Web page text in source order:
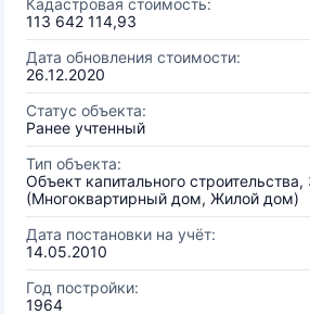
Кадастровая стоимость:
113 642 114,93
Дата обновления стоимости:
26.12.2020
Статус объекта:
Ранее учтенный
Тип объекта:
Объект капитального
(Многоквартирный дом, Жилой дом)
Дата постановки на учёт:
14.05.2010
Год постройки:
1964